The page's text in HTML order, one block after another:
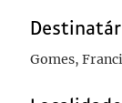
Gomes,